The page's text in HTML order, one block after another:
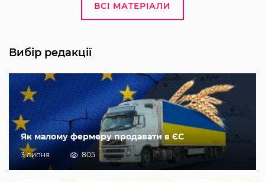
ВСІ МАТЕРІАЛИ
Вибір редакції
Як малому фермеру продавати в ЄС
3 липня 805